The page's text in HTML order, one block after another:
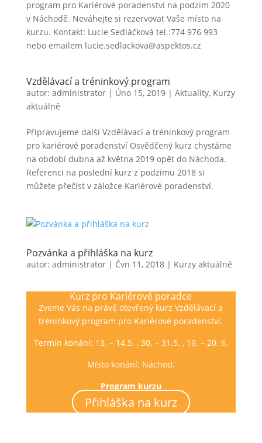
program pro Kariérové poradenství na podzim 2020
v Náchodě. Neváhejte si rezervovat Vaše místo na
kurzu. Kontakt: Lucie Sedláčková tel.:774 976 993
nebo emailem lucie.sedlackova@aspektos.cz
Vzdělávací a tréninkový program
autor: administrator| Úno 15, 2019| Aktuality, Kurzy
aktuálně
Připravujeme další Vzdělávací a tréninkový program
pro kariérové poradenství Osvědčený kurz chystáme
na období dubna až května 2019 opět do Náchoda.
Referenci na poslední kurz z podzimu 2018 si
můžete přečíst v záložce Kariérové poradenství.
Pozvánka a přihláška na kurz
autor: administrator| Čvn 11, 2018| Kurzy aktuálně
Kurz pro Kariérové poradce
Zveme Vás na právě otevřený kurz Vzdělávací a
tréninkový program pro Kariérové poradenství.
Termín konání: 13. – 14.5. , 30. – 31.5. , 19. – 20. 6.
Místo konání: Náchod.
Program kurzu
Přihláška na kurz